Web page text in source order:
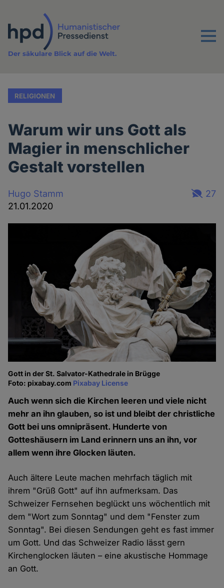
Inhalt
Menu
Der säkulare Blick auf die Welt.
RELIGIONEN
Warum wir uns Gott als
Magier in menschlicher
Gestalt vorstellen
Hugo Stamm
21.01.2020
27
Gott in der St. Salvator-Kathedrale in Brügge
Foto: pixabay.com Pixabay License
Auch wenn sich die Kirchen leeren und viele nicht
mehr an ihn glauben, so ist und bleibt der christliche
Gott bei uns omnipräsent. Hunderte von
Gotteshäusern im Land erinnern uns an ihn, vor
allem wenn ihre Glocken läuten.
Auch ältere Leute machen mehrfach täglich mit
ihrem "Grüß Gott" auf ihn aufmerksam. Das
Schweizer Fernsehen beglückt uns wöchentlich mit
dem "Wort zum Sonntag" und dem "Fenster zum
Sonntag". Bei diesen Sendungen geht es fast immer
um Gott. Und das Schweizer Radio lässt gern
Kirchenglocken läuten – eine akustische Hommage
an Gott.